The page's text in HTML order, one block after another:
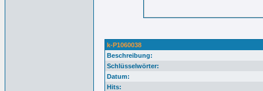
k-P1060038
Beschreibung:
Schlüsselwörter:
Datum:
Hits: